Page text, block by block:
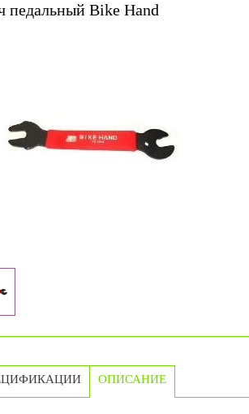
педальный Bike Hand
ОПИСАНИЕ